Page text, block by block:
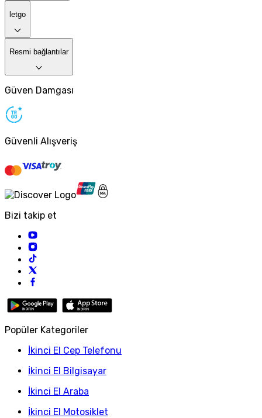
letgo
Resmi bağlantılar
Güven Damgası
Güvenli Alışveriş
Bizi takip et
Popüler Kategoriler
İkinci El Cep Telefonu
İkinci El Bilgisayar
İkinci El Araba
İkinci El Motosiklet